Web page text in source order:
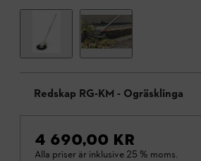
Redskap RG-KM - Ogräsklinga
4 690,00 KR
Alla priser är inklusive 25 % moms.